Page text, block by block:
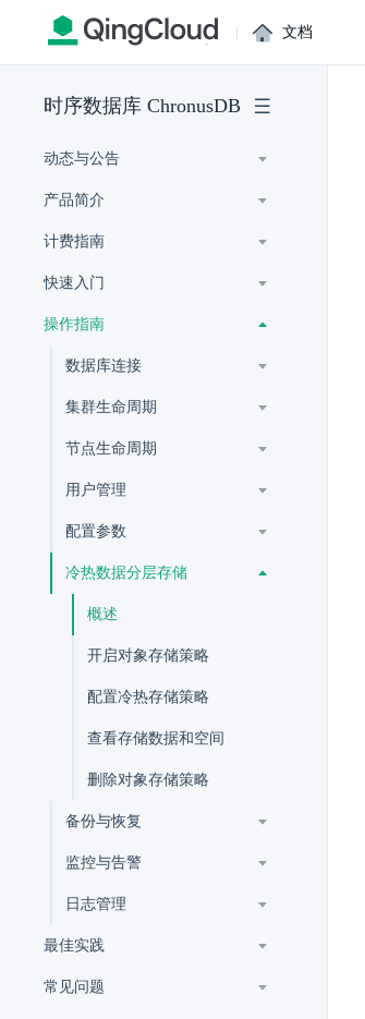
| 文档
时序数据库 ChronusDB
动态与公告
产品简介
计费指南
快速入门
操作指南
数据库连接
集群生命周期
节点生命周期
用户管理
配置参数
冷热数据分层存储
概述
开启对象存储策略
配置冷热存储策略
查看存储数据和空间
删除对象存储策略
备份与恢复
监控与告警
日志管理
最佳实践
常见问题